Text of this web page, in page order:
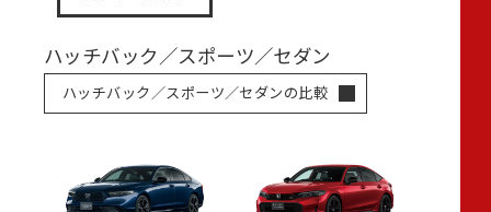
ハッチバック／スポーツ／セダン
ハッチバック／スポーツ／セダンの比較